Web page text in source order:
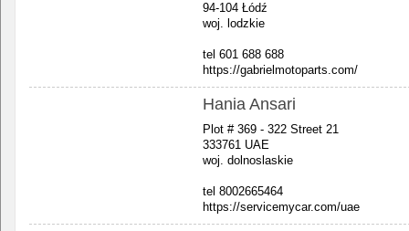
94-104 Łódź
woj. lodzkie
tel 601 688 688
https://gabrielmotoparts.com/
Hania Ansari
Plot # 369 - 322 Street 21
333761 UAE
woj. dolnoslaskie
tel 8002665464
https://servicemycar.com/uae